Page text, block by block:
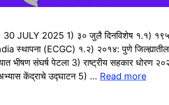
30 JULY 2025 1) ३० जुलै दिनविशेष १.१)
(ECGC) १.२) २०१४: पुणे जिल्ह्यातील
भीषण संघर्ष पेटला 3) राष्ट्रीय सहकार धोरण
अभ्यास केंद्राचे उ‌द्घाटन 5) … Read more